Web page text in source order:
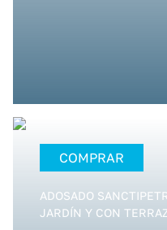
COMPRAR
ADOSADO
JARDÍN Y CON